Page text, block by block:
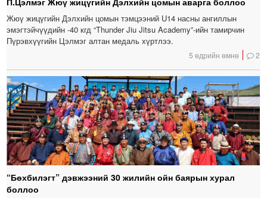
Жюү жицүгийн Дэлхийн цомын тэмцээний U14 насны ангиллын
эмэгтэйчүүдийн -40 кгд “Thunder Jiu Jitsu Academy”-ийн тамирчин
Пүрэвхүүгийн Цэлмэг алтан медаль хүртлээ.
5 өдрийн өмнө 2
“Бөхбилэгт” дэвжээний 30 жилийн ойн баярын хурал
боллоо